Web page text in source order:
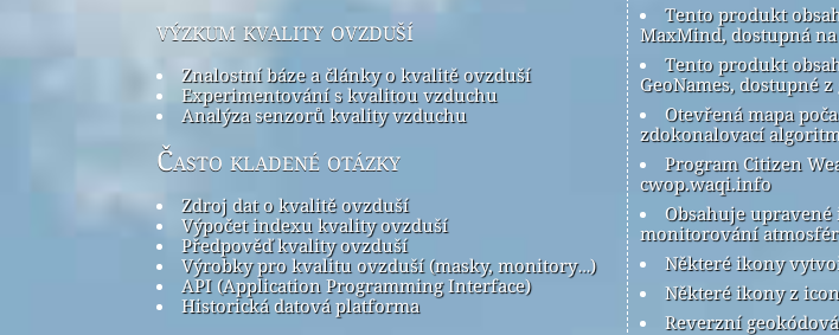
výzkum kvality ovzduší
Znalostní báze a články o kvalitě ovzduší
Experimentování s kvalitou vzduchu
Analýza senzorů kvality vzduchu
Často kladené otázky
Zdroj dat o kvalitě ovzduší
Výpočet indexu kvality ovzduší
Předpověď kvality ovzduší
Výrobky pro kvalitu ovzduší (masky, monitory…)
API (Application Programming Interface)
Historická datová platforma
Tento produkt
MaxMind, dostupná
Tento produkt
GeoNames, dostupné
Otevřená mapa
zdokonalovací
Program Citizen
cwop.waqi.info
Obsahuje
monitorování
Některé ikony
Některé ikony z
Reverzní